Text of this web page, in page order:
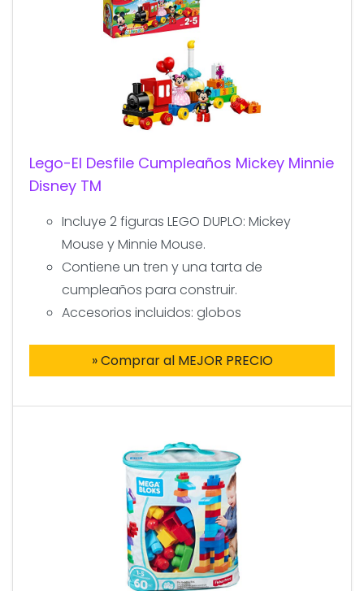
Lego-El Desfile Cumpleaños Mickey Minnie
Disney TM
Incluye 2 figuras LEGO DUPLO: Mickey
Mouse y Minnie Mouse.
Contiene un tren y una tarta de
cumpleaños para construir.
Accesorios incluidos: globos
» Comprar al MEJOR PRECIO